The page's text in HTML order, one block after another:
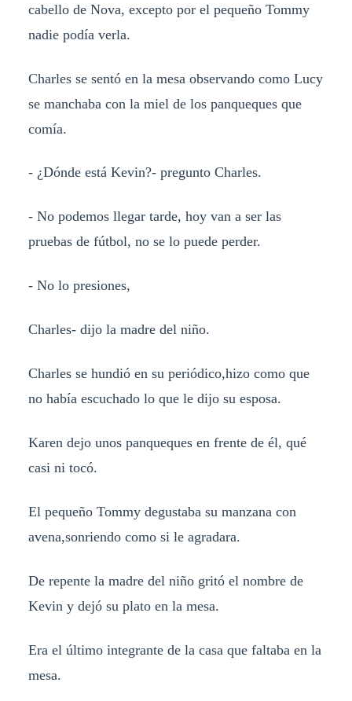
cabello de Nova, excepto por el pequeño Tommy
nadie podía verla.
Charles se sentó en la mesa observando como Lucy
se manchaba con la miel de los panqueques que
comía.
- ¿Dónde está Kevin?- pregunto Charles.
- No podemos llegar tarde, hoy van a ser las
pruebas de fútbol, no se lo puede perder.
- No lo presiones,
Charles- dijo la madre del niño.
Charles se hundió en su periódico,hizo como que
no había escuchado lo que le dijo su esposa.
Karen dejo unos panqueques en frente de él, qué
casi ni tocó.
El pequeño Tommy degustaba su manzana con
avena,sonriendo como si le agradara.
De repente la madre del niño gritó el nombre de
Kevin y dejó su plato en la mesa.
Era el último integrante de la casa que faltaba en la
mesa.